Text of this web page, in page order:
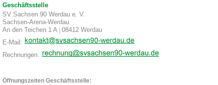
Geschäftsstelle
SV Sachsen 90 Werdau e. V.
Sachsen-Arena-Werdau
An den Teichen 1 A | 08412 Werdau
E-Mail:
Rechnungen:
Öffnungszeiten Geschäftsstelle: